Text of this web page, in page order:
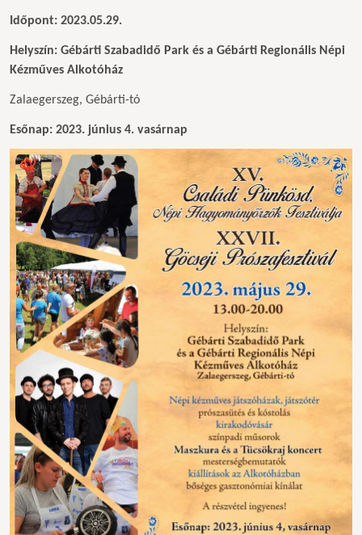
Időpont: 2023.05.29.
Helyszín: Gébárti Szabadidő Park és a Gébárti Regionális Népi
Kézműves Alkotóház
Zalaegerszeg, Gébárti-tó
Esőnap: 2023. június 4. vasárnap